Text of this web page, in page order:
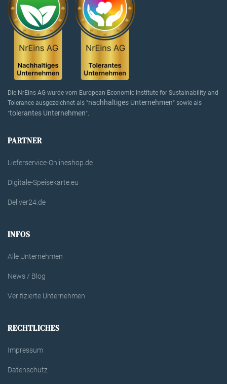
Die NrEins AG wurde vom European Economic Institute for Sustainability and
Tolerance ausgezeichnet als "nachhaltiges Unternehmen" sowie als
"tolerantes Unternehmen".
PARTNER
Lieferservice-Onlineshop.de
Digitale-Speisekarte.eu
Deliver24.de
INFOS
Alle Unternehmen
News / Blog
Verifizierte Unternehmen
RECHTLICHES
Impressum
Datenschutz